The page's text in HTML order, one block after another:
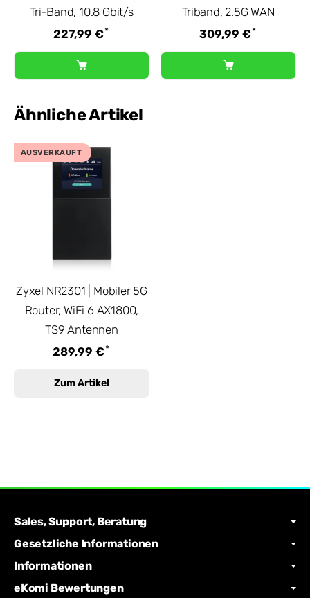
Tri-Band, 10.8 Gbit/s
227,99 €*
Triband, 2.5G WAN
309,99 €*
Ähnliche Artikel
AUSVERKAUFT
Zyxel NR2301 | Mobiler 5G
Router, WiFi 6 AX1800,
TS9 Antennen
289,99 €*
Zum Artikel
Sales, Support, Beratung
Gesetzliche Informationen
Informationen
eKomi Bewertungen